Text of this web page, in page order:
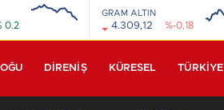
0.2
GRAM ALTIN
4.309,12 %-0,18
DİRENİŞ KÜRESEL TÜRKİYE